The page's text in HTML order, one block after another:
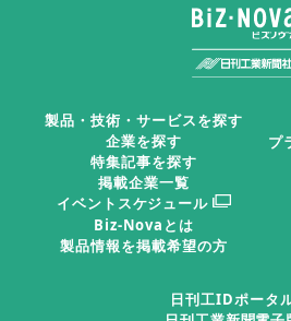
当社が扱うスラリーポンプは、
きないような摩耗、腐食、漏れ
しい条件下での使用が求められ
め、事前に使用状況・条件の詳
それに対する適切な提案が必要
プに比べメンテナンス頻度も高
製品・技術・サービスを探す
企業を探す
特集記事を探す
掲載企業一覧
イベントスケジュール
Biz-Novaとは
製品情報を掲載希望の方
プ
日刊工IDポータ